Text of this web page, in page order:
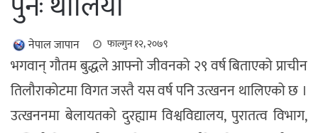
नेपाल जापान फाल्गुन १२, २०७९
भगवान् गौतम बुद्धले आफ्नो जीवनको २९ वर्ष बिताएको प्राचीन
तिलौराकोटमा विगत जस्तै यस वर्ष पनि उत्खनन थालिएको छ ।
उत्खननमा बेलायतको दुरह्याम विश्वविद्यालय, पुरातत्व विभाग,